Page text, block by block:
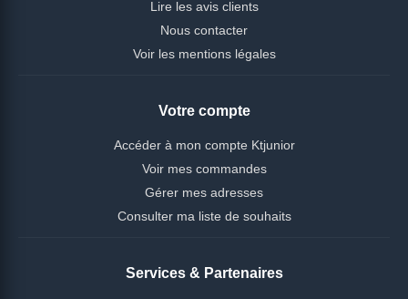
Lire les avis clients
Nous contacter
Voir les mentions légales
Votre compte
Accéder à mon compte Ktjunior
Voir mes commandes
Gérer mes adresses
Consulter ma liste de souhaits
Services & Partenaires